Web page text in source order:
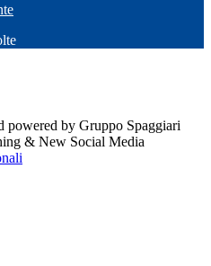
powered by Gruppo Spaggiari
& New Social Media